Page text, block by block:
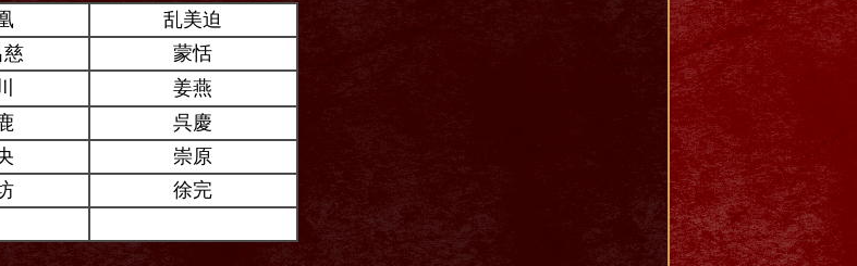
乱美迫
慈
蒙恬
姜燕
呉慶
崇原
徐完